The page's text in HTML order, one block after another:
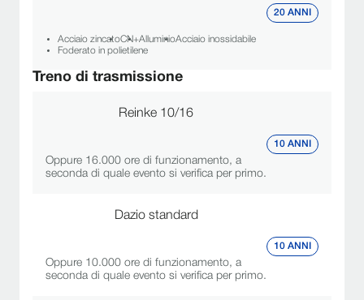
Acciaio zincatoCN+AlluminioAcciaio inossidabile
Foderato in polietilene
20 ANNI
Treno di trasmissione
Reinke 10/16
Oppure 16.000 ore di funzionamento, a
seconda di quale evento si verifica per primo.
10 ANNI
Dazio standard
Oppure 10.000 ore di funzionamento, a
seconda di quale evento si verifica per primo.
10 ANNI